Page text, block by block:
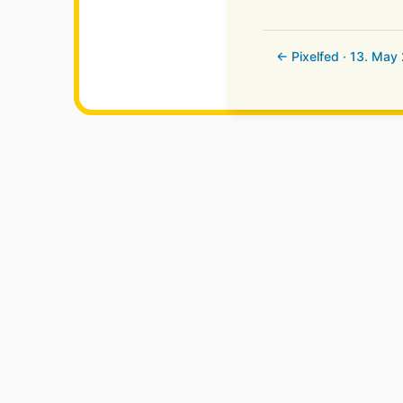
← Pixelfed · 13. May